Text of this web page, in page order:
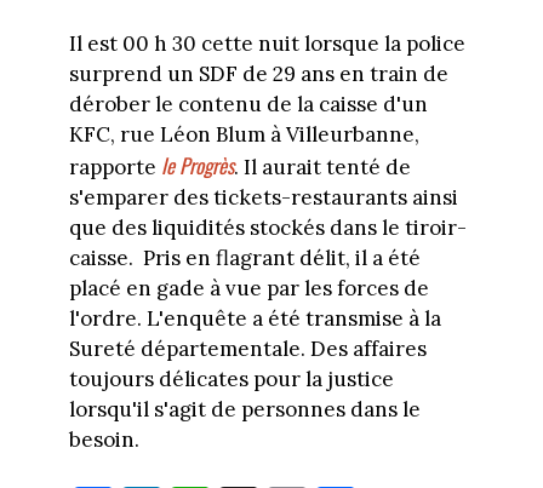
Il est 00 h 30 cette nuit lorsque la police
surprend un SDF de 29 ans en train de
dérober le contenu de la caisse d'un
KFC, rue Léon Blum à Villeurbanne,
rapporte le Progrès. Il aurait tenté de
s'emparer des tickets-restaurants ainsi
que des liquidités stockés dans le tiroir-
caisse. Pris en flagrant délit, il a été
placé en gade à vue par les forces de
l'ordre. L'enquête a été transmise à la
Sureté départementale. Des affaires
toujours délicates pour la justice
lorsqu'il s'agit de personnes dans le
besoin.